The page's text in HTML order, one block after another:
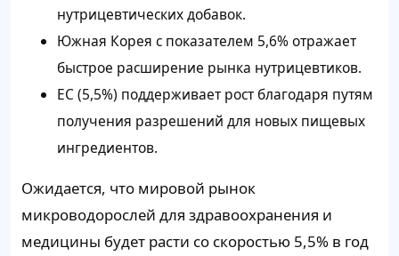
нутрицевтических добавок.
Южная Корея с показателем 5,6% отражает
быстрое расширение рынка нутрицевтиков.
ЕС (5,5%) поддерживает рост благодаря путям
получения разрешений для новых пищевых
ингредиентов.
Ожидается, что мировой рынок
микроводорослей для здравоохранения и
медицины будет расти со скоростью 5,5% в год